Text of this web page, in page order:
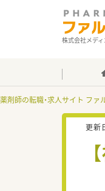
株式会社メデ
薬剤師の転職・求人サイト ファ
更新